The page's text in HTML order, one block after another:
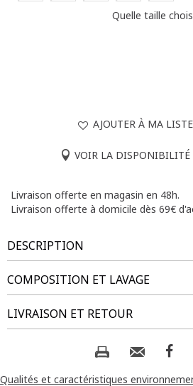
Quelle taille
AJOUTER À MA
VOIR LA DISPONIBILITÉ
Livraison offerte en magasin en 48h.
Livraison offerte à domicile dès 69€
DESCRIPTION
T-shirt grande taille imprimé à
ample, forme poncho. Col en V.
légèrement transparentes avec
Imprimé à motifs de feuilles
Notre mannequin Beatrice mesure
COMPOSITION ET LAVAGE
Tissu principal : 94% POLYESTER, 6%
Manches : 100% POLYESTER
Composition et lavage :
LIVRAISON ET RETOUR
NOS MODES DE LIVRAISON
Livraison Magasin :
Qualités et caractéristiques